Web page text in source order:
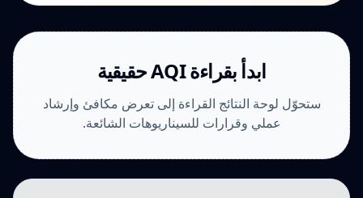
ابدأ بقراءة AQI حقيقية
ستحوّل لوحة النتائج القراءة إلى تعرض مكافئ وإرشاد
عملي وقرارات للسيناريوهات الشائعة.